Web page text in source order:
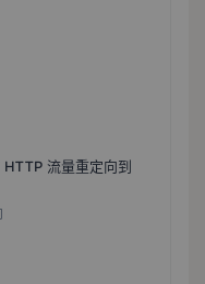
流量重定向到